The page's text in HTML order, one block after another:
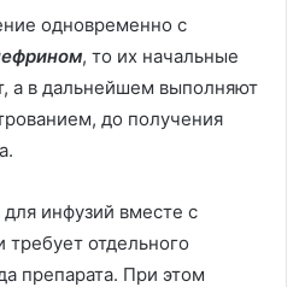
одновременно с
, то их начальные
а в дальнейшем выполняют
до получения
инфузий вместе с
отдельного
препарата. При этом